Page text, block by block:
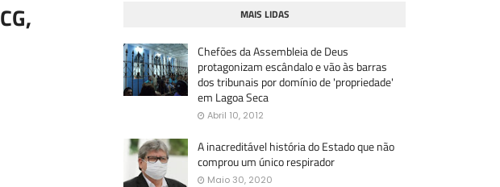
MAIS LIDAS
Chefões da Assembleia de Deus
protagonizam escândalo e vão às barras
dos tribunais por domínio de 'propriedade'
em Lagoa Seca
Abril 10, 2012
A inacreditável história do Estado que não
comprou um único respirador
Maio 30, 2020